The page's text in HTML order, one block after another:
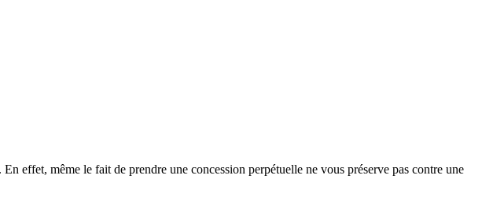
effet, même le fait de prendre une concession perpétuelle ne vous préserve pas contre une